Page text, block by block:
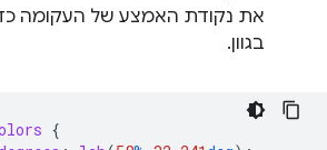
את נקודת האמצע של העקומה כדי
בגוון.
{